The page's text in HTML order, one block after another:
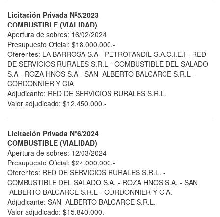
Licitación Privada Nº5/2023
COMBUSTIBLE (VIALIDAD)
Apertura de sobres: 16/02/2024
Presupuesto Oficial: $18.000.000.-
Oferentes: LA BARROSA S.A - PETROTANDIL S.A.C.I.E.I - RED
DE SERVICIOS RURALES S.R.L - COMBUSTIBLE DEL SALADO
S.A - ROZA HNOS S.A - SAN ALBERTO BALCARCE S.R.L -
CORDONNIER Y CIA
Adjudicante: RED DE SERVICIOS RURALES S.R.L.
Valor adjudicado: $12.450.000.-
Licitación Privada Nº6/2024
COMBUSTIBLE (VIALIDAD)
Apertura de sobres: 12/03/2024
Presupuesto Oficial: $24.000.000.-
Oferentes: RED DE SERVICIOS RURALES S.R.L. -
COMBUSTIBLE DEL SALADO S.A. - ROZA HNOS S.A. - SAN
ALBERTO BALCARCE S.R.L - CORDONNIER Y CIA.
Adjudicante: SAN ALBERTO BALCARCE S.R.L.
Valor adjudicado: $15.840.000.-